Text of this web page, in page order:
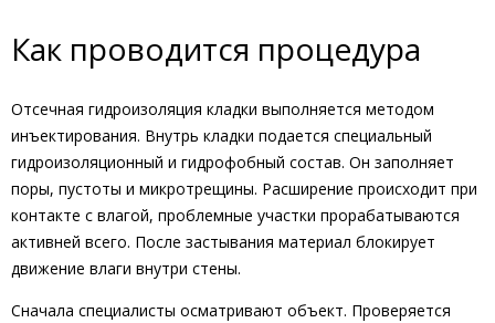
Как проводится процедура
Отсечная гидроизоляция кладки выполняется методом
инъектирования. Внутрь кладки подается специальный
гидроизоляционный и гидрофобный состав. Он заполняет
поры, пустоты и микротрещины. Расширение происходит при
контакте с влагой, проблемные участки прорабатываются
активней всего. После застывания материал блокирует
движение влаги внутри стены.
Сначала специалисты осматривают объект. Проверяется